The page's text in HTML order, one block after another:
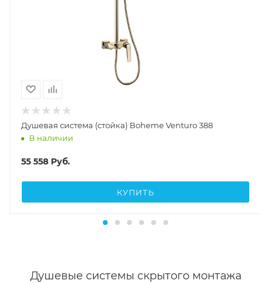
Душевая система (стойка) Boheme Venturo 388
В наличии
55 558 Руб.
КУПИТЬ
Душевые системы скрытого монтажа